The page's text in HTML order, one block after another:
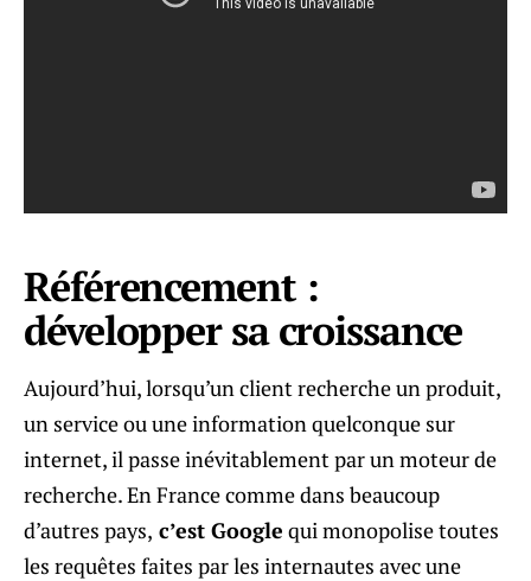
Référencement :
développer sa croissance
Aujourd’hui, lorsqu’un client recherche un produit,
un service ou une information quelconque sur
internet, il passe inévitablement par un moteur de
recherche. En France comme dans beaucoup
d’autres pays, c’est Google qui monopolise toutes
les requêtes faites par les internautes avec une